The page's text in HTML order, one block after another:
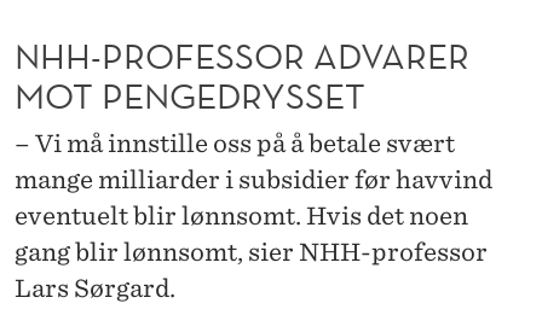
S
O
R
A
D
V
NHH-PROFESSOR ADVARER
MOT PENGEDRYSSET
– Vi må innstille oss på å betale svært
mange milliarder i subsidier før havvind
eventuelt blir lønnsomt. Hvis det noen
gang blir lønnsomt, sier NHH-professor
Lars Sørgard.